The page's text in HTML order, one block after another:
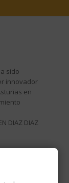
sido
innovador
en
DIAZ DIAZ